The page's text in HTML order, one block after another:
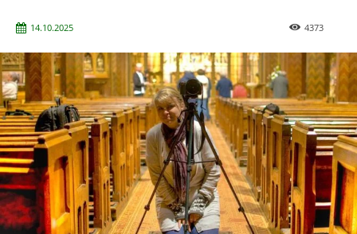
14.10.2025 4373